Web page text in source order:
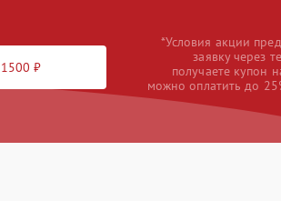
1500 ₽
*Условия акции
заявку через
получаете купон
можно оплатить до